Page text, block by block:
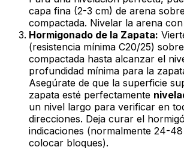
capa fina (2-3 cm) de arena
compactada. Nivelar la arena
Hormigonado de la Zapata:
(resistencia mínima C20/25)
compactada hasta alcanzar el
profundidad mínima para la
Asegúrate de que la superficie
zapata esté perfectamente
un nivel largo para verificar en
direcciones. Deja curar el
indicaciones (normalmente 24-
colocar bloques).